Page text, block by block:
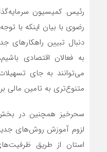
رئیس کمیسیون
رضوی با بیان اینکه با
دنبال تبیین راهکارهای
به فعالان اقتصادی
می‌توانند به جای
متنوع‌تری به تامین مالی
سحرخیز همچنین در
لزوم آموزش روش‌های
استان از طریق